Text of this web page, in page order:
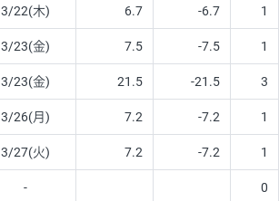
3/22(木) 6.7 -6.7 1
3/23(金) 7.5 -7.5 1
3/23(金) 21.5 -21.5 3
3/26(月) 7.2 -7.2 1
3/27(火) 7.2 -7.2 1
- 0